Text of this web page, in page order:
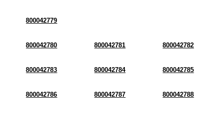
800042779
800042780 800042781 800042782
800042783 800042784 800042785
800042786 800042787 800042788